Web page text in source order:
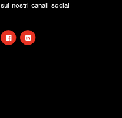
sui nostri canali social